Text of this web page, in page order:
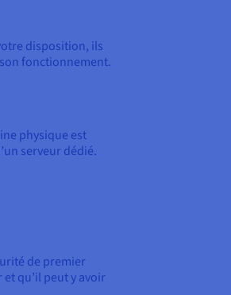
disposition, ils
fonctionnement.
physique est
serveur dédié.
de premier
qu’il peut y avoir